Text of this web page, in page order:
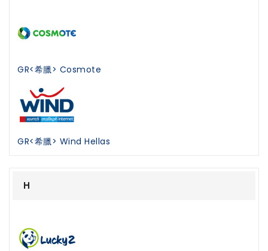
GR<希臘> Cosmote
GR<希臘> Wind Hellas
H